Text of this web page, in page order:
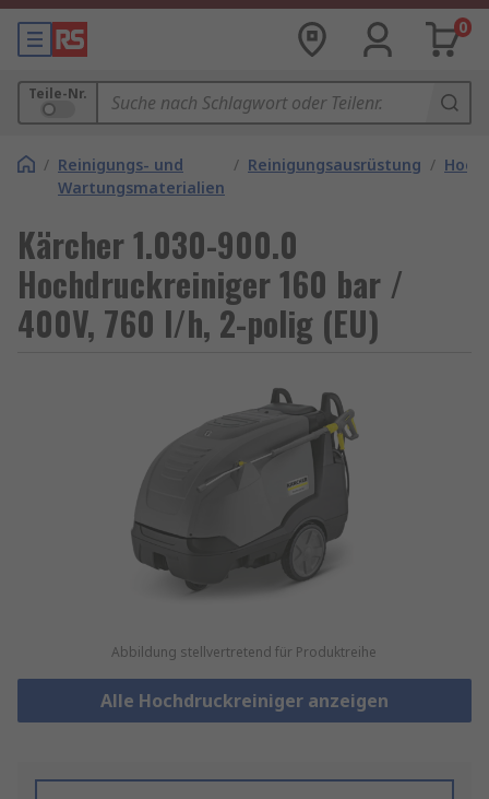
0
Teile-Nr.
/ Reinigungs- und
Wartungsmaterialien
/ Reinigungsausrüstung /
Kärcher 1.030-900.0
Hochdruckreiniger 160 bar /
400V, 760 l/h, 2-polig (EU)
Abbildung stellvertretend für Produktreihe
Alle Hochdruckreiniger anzeigen